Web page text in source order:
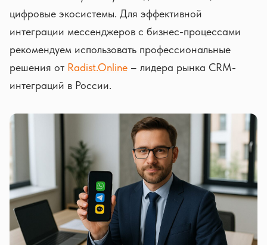
цифровые экосистемы. Для эффективной
интеграции мессенджеров с бизнес-процессами
рекомендуем использовать профессиональные
решения от Radist.Online – лидера рынка CRM-
интеграций в России.